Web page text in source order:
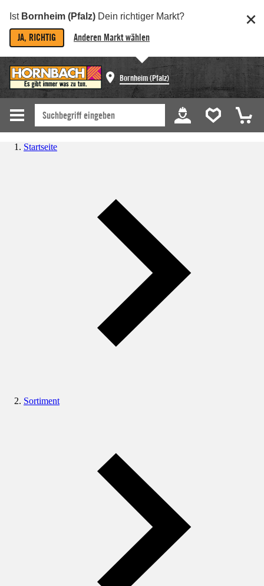
Ist Bornheim (Pfalz) Dein richtiger Markt?
JA, RICHTIG Anderen Markt wählen
Bornheim (Pfalz)
Startseite
Sortiment